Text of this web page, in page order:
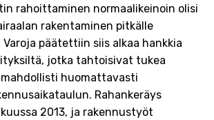
rahoittaminen normaalikeinoin olisi
rakentaminen pitkälle
päätettiin siis alkaa hankkia
jotka tahtoisivat tukea
mahdollisti huomattavasti
Rahankeräys
2013, ja rakennustyöt